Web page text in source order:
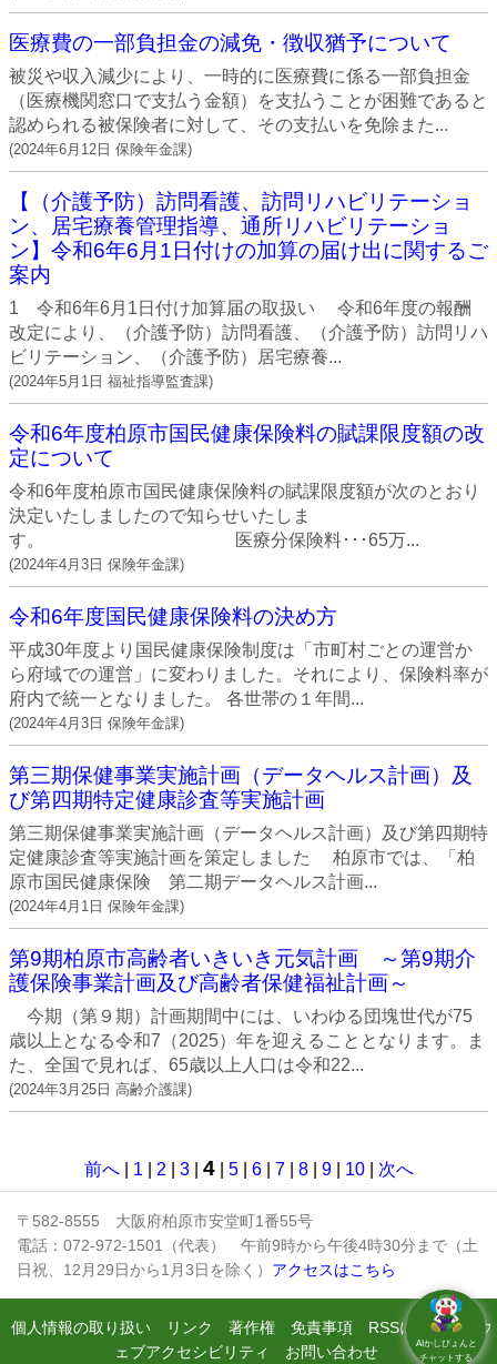
医療費の一部負担金の減免・徴収猶予について
被災や収入減少により、一時的に医療費に係る一部負担金
（医療機関窓口で支払う金額）を支払うことが困難であると
認められる被保険者に対して、その支払いを免除また...
(2024年6月12日 保険年金課)
【（介護予防）訪問看護、訪問リハビリテーショ
ン、居宅療養管理指導、通所リハビリテーショ
ン】令和6年6月1日付けの加算の届け出に関するご
案内
1 令和6年6月1日付け加算届の取扱い 令和6年度の報酬
改定により、（介護予防）訪問看護、（介護予防）訪問リハ
ビリテーション、（介護予防）居宅療養...
(2024年5月1日 福祉指導監査課)
令和6年度柏原市国民健康保険料の賦課限度額の改
定について
令和6年度柏原市国民健康保険料の賦課限度額が次のとおり
決定いたしましたので知らせいたしま
す。 医療分保険料･･･65万...
(2024年4月3日 保険年金課)
令和6年度国民健康保険料の決め方
平成30年度より国民健康保険制度は「市町村ごとの運営か
ら府域での運営」に変わりました。それにより、保険料率が
府内で統一となりました。 各世帯の１年間...
(2024年4月3日 保険年金課)
第三期保健事業実施計画（データヘルス計画）及
び第四期特定健康診査等実施計画
第三期保健事業実施計画（データヘルス計画）及び第四期特
定健康診査等実施計画を策定しました 柏原市では、「柏
原市国民健康保険 第二期データヘルス計画...
(2024年4月1日 保険年金課)
第9期柏原市高齢者いきいき元気計画 ～第9期介
護保険事業計画及び高齢者保健福祉計画～
今期（第９期）計画期間中には、いわゆる団塊世代が75
歳以上となる令和7（2025）年を迎えることとなります。ま
た、全国で見れば、65歳以上人口は令和22...
(2024年3月25日 高齢介護課)
前へ 1 2 3 4 5 6 7 8 9 10 次へ
〒582-8555 大阪府柏原市安堂町1番55号
電話：072-972-1501（代表） 午前9時から午後4時30分まで（土
日祝、12月29日から1月3日を除く） アクセスはこちら
個人情報の取り扱い リンク 著作権 免責事項 RSSについて
ウ
ェブアクセシビリティ
お問い合わせ
AIかしぴょんと
チャットする